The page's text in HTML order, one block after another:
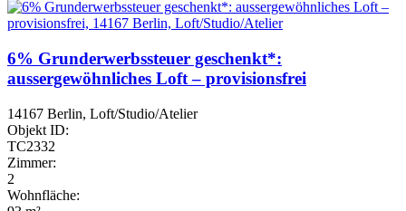
6% Grunderwerbssteuer geschenkt*:
aussergewöhnliches Loft – provisionsfrei
14167 Berlin, Loft/Studio/Atelier
Objekt ID:
TC2332
Zimmer:
2
Wohnfläche: